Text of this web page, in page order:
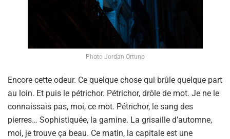
Photo Jordan Ortuno
Encore cette odeur. Ce quelque chose qui brûle quelque part
au loin. Et puis le pétrichor. Pétrichor, drôle de mot. Je ne le
connaissais pas, moi, ce mot. Pétrichor, le sang des
pierres… Sophistiquée, la gamine. La grisaille d’automne,
moi, je trouve ça beau. Ce matin, la capitale est une